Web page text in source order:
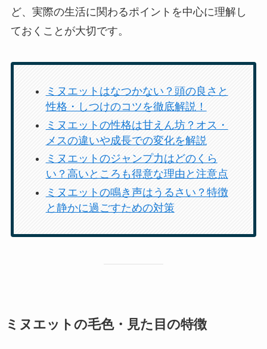
ど、実際の生活に関わるポイントを中心に理解し
ておくことが大切です。
ミヌエットはなつかない？頭の良さと
性格・しつけのコツを徹底解説！
ミヌエットの性格は甘えん坊？オス・
メスの違いや成長での変化を解説
ミヌエットのジャンプ力はどのくら
い？高いところも得意な理由と注意点
ミヌエットの鳴き声はうるさい？特徴
と静かに過ごすための対策
ミヌエットの毛色・見た目の特徴